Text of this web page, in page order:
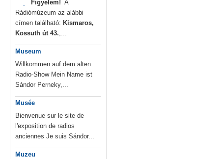
Figyelem! A
Rádiómúzeum az alábbi
címen található: Kismaros,
Kossuth út 43.,...
Museum
Willkommen auf dem alten
Radio-Show Mein Name ist
Sándor Perneky,...
Musée
Bienvenue sur le site de
l'exposition de radios
anciennes Je suis Sándor...
Muzeu